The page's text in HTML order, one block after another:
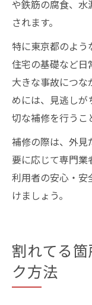
や鉄筋の腐食、水
されます。
特に東京都のよう
住宅の基礎など日
大きな事故につな
めには、見逃し
切な補修を行うこ
補修の際は、外見
要に応じて専門業
利用者の安心・安
けましょう。
割れてる
ク方法